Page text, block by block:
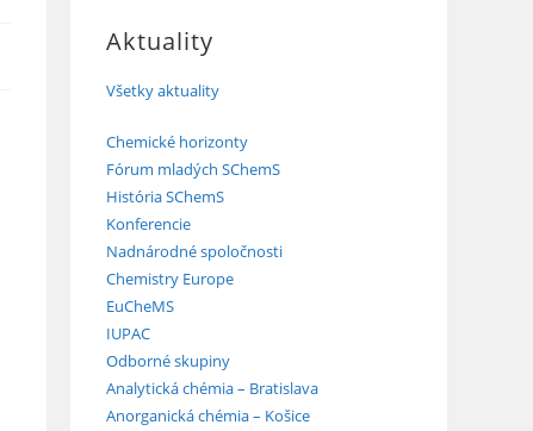
Aktuality
Všetky aktuality
Chemické horizonty
Fórum mladých SChemS
História SChemS
Konferencie
Nadnárodné spoločnosti
Chemistry Europe
EuCheMS
IUPAC
Odborné skupiny
Analytická chémia – Bratislava
Anorganická chémia – Košice